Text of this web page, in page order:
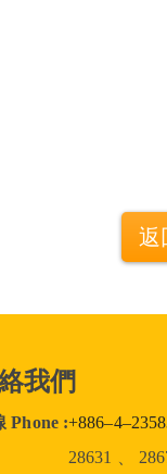
返
我們
Phone :
28631 、